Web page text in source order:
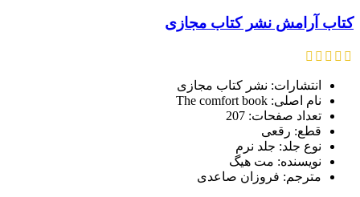
کتاب آرامش نشر کتاب مجازی
انتشارات: نشر کتاب مجازی
نام اصلی: The comfort book
تعداد صفحات: 207
قطع: رقعی
نوع جلد: جلد نرم
نویسنده: مت هیگ
مترجم: فروزان صاعدی